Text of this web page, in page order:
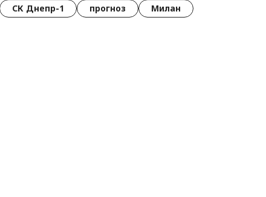
СК Днепр-1 прогноз Милан